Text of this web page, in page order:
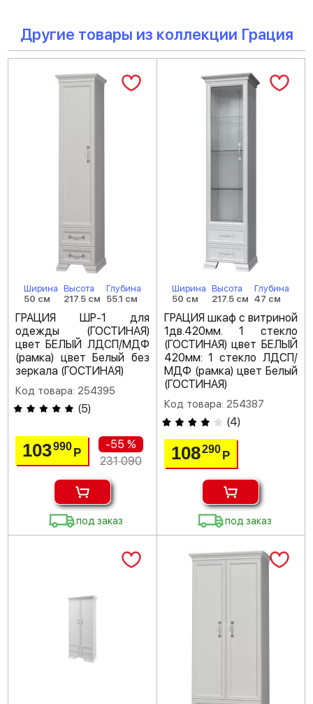
Другие товары из коллекции Грация
Ширина
50 см
Высота
217.5 см
Глубина
55.1 см
ГРАЦИЯ ШР-1 для
одежды (ГОСТИНАЯ)
цвет БЕЛЫЙ ЛДСП/МДФ
(рамка) цвет Белый без
зеркала (ГОСТИНАЯ)
Код товара: 254395
(5)
103990Р
-55 %
231 090
под заказ
Ширина
50 см
Высота
217.5 см
Глубина
47 см
ГРАЦИЯ шкаф с витриной
1дв.420мм. 1 стекло
(ГОСТИНАЯ) цвет БЕЛЫЙ
420мм: 1 стекло ЛДСП/
МДФ (рамка) цвет Белый
(ГОСТИНАЯ)
Код товара: 254387
(4)
108290 Р
под заказ